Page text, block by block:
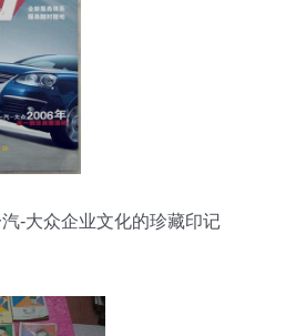
汽-大众企业文化的珍藏印记